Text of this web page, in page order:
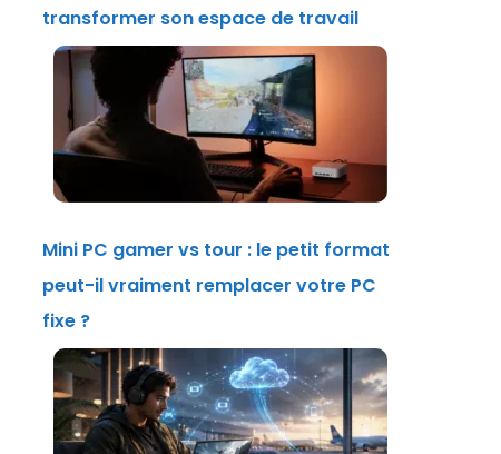
transformer son espace de travail
Mini PC gamer vs tour : le petit format
peut-il vraiment remplacer votre PC
fixe ?